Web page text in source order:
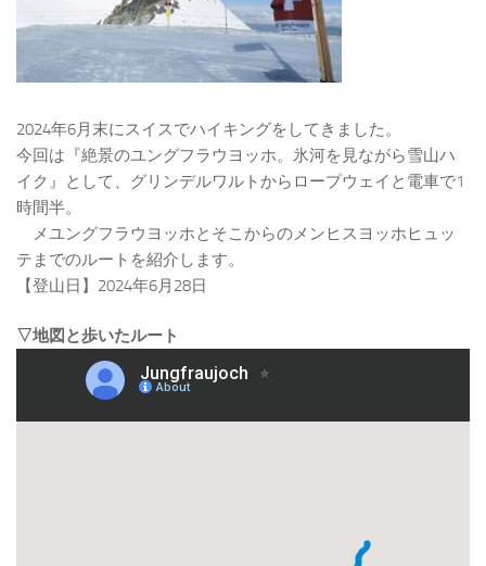
2024年6月末にスイスでハイキングをしてきました。
今回は『絶景のユングフラウヨッホ。氷河を見ながら雪山ハ
イク』として、グリンデルワルトからロープウェイと電車で1
時間半。
メユングフラウヨッホとそこからのメンヒスヨッホヒュッ
テまでのルートを紹介します。
【登山日】2024年6月28日
▽地図と歩いたルート